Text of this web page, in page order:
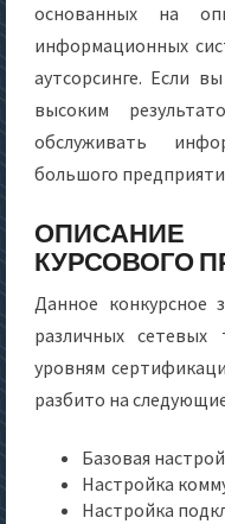
основанных на
информационных
аутсорсинге. Если
высоким
обслуживать
большого
КУРСОВОГО
Данное конкурсное
различных сетевых
уровням
разбито на
Базовая
Настройка
Настройка